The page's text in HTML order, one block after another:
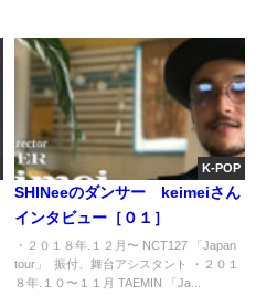
K-POP
SHINeeのダンサー keimeiさん
インタビュー［０１］
・２０１８年.１２月〜 NCT127 「Japan
tour」 振付、舞台アシスタント ・２０１
８年.１０〜１１月 TAEMIN 「Ja...